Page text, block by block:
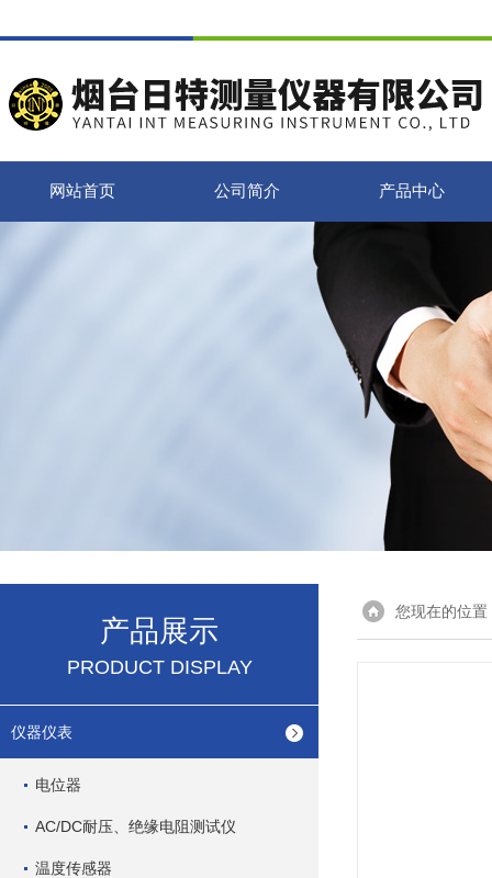
网站首页 公司简介 产品中心
产品展示
PRODUCT DISPLAY
仪器仪表
电位器
AC/DC耐压、绝缘电阻测试仪
温度传感器
您现在的位置